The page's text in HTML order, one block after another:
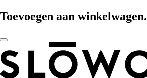
Toevoegen aan